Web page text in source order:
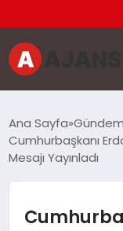
EĞITIM
Ana Sayfa Gündem
Cumhurbaşkanı
Mesajı Yayınladı